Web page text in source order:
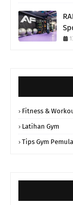
Fitness &
Latihan Gym
Tips Gym Pemula